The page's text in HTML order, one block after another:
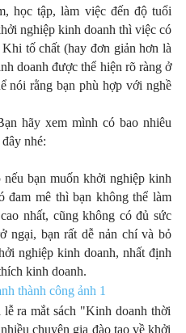
học tập, làm việc đến độ tuổi
nghiệp kinh doanh thì việc có
tố chất (hay đơn giản hơn là
doanh được thể hiện rõ ràng ở
nói rằng bạn phù hợp với nghề
hãy xem mình có bao nhiêu
nhé:
bạn muốn khởi nghiệp kinh
đam mê thì bạn không thể làm
nhất, cũng không có đủ sức
ngại, bạn rất dễ nản chí và bỏ
nghiệp kinh doanh, nhất định
kinh doanh.
ra mắt sách "Kinh doanh thời
chuyên gia đào tạo về khởi